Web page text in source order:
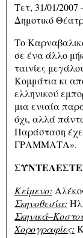
Τετ, 31/01/2007
Δημοτικό
Το
σε ένα άλλο
ταινίες
Κομμάτια κι
ελληνικού
μια ενιαία
όχι, αλλά
Παράσταση
ΓΡΑΜΜΑΤΑ».
Κείμενο:
Σκηνοθεσία:
Χορογραφίες: